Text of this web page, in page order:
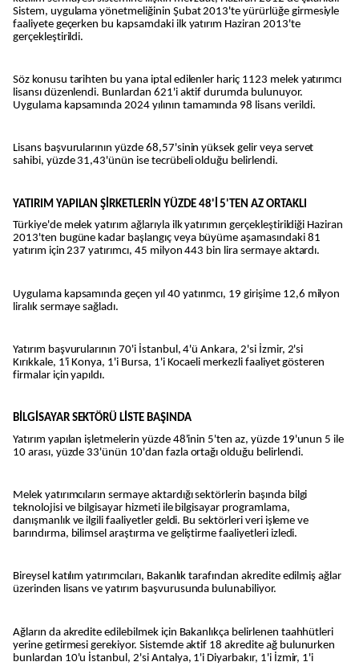
Sistem, uygulama yönetmeliğinin Şubat 2013'te yürürlüğe girmesiyle
faaliyete geçerken bu kapsamdaki ilk yatırım Haziran 2013'te
gerçekleştirildi.
Söz konusu tarihten bu yana iptal edilenler hariç 1123 melek yatırımcı
lisansı düzenlendi. Bunlardan 621'i aktif durumda bulunuyor.
Uygulama kapsamında 2024 yılının tamamında 98 lisans verildi.
Lisans başvurularının yüzde 68,57'sinin yüksek gelir veya servet
sahibi, yüzde 31,43'ünün ise tecrübeli olduğu belirlendi.
YATIRIM YAPILAN ŞİRKETLERİN YÜZDE 48'İ 5'TEN AZ ORTAKLI
Türkiye'de melek yatırım ağlarıyla ilk yatırımın gerçekleştirildiği Haziran
2013'ten bugüne kadar başlangıç veya büyüme aşamasındaki 81
yatırım için 237 yatırımcı, 45 milyon 443 bin lira sermaye aktardı.
Uygulama kapsamında geçen yıl 40 yatırımcı, 19 girişime 12,6 milyon
liralık sermaye sağladı.
Yatırım başvurularının 70'i İstanbul, 4'ü Ankara, 2'si İzmir, 2'si
Kırıkkale, 1'i Konya, 1'i Bursa, 1'i Kocaeli merkezli faaliyet gösteren
firmalar için yapıldı.
BİLGİSAYAR SEKTÖRÜ LİSTE BAŞINDA
Yatırım yapılan işletmelerin yüzde 48'inin 5'ten az, yüzde 19'unun 5 ile
10 arası, yüzde 33'ünün 10'dan fazla ortağı olduğu belirlendi.
Melek yatırımcıların sermaye aktardığı sektörlerin başında bilgi
teknolojisi ve bilgisayar hizmeti ile bilgisayar programlama,
danışmanlık ve ilgili faaliyetler geldi. Bu sektörleri veri işleme ve
barındırma, bilimsel araştırma ve geliştirme faaliyetleri izledi.
Bireysel katılım yatırımcıları, Bakanlık tarafından akredite edilmiş ağlar
üzerinden lisans ve yatırım başvurusunda bulunabiliyor.
Ağların da akredite edilebilmek için Bakanlıkça belirlenen taahhütleri
yerine getirmesi gerekiyor. Sistemde aktif 18 akredite ağ bulunurken
bunlardan 10'u İstanbul, 2'si Antalya, 1'i Diyarbakır, 1'i İzmir, 1'i